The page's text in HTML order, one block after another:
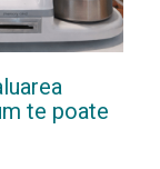
te poate